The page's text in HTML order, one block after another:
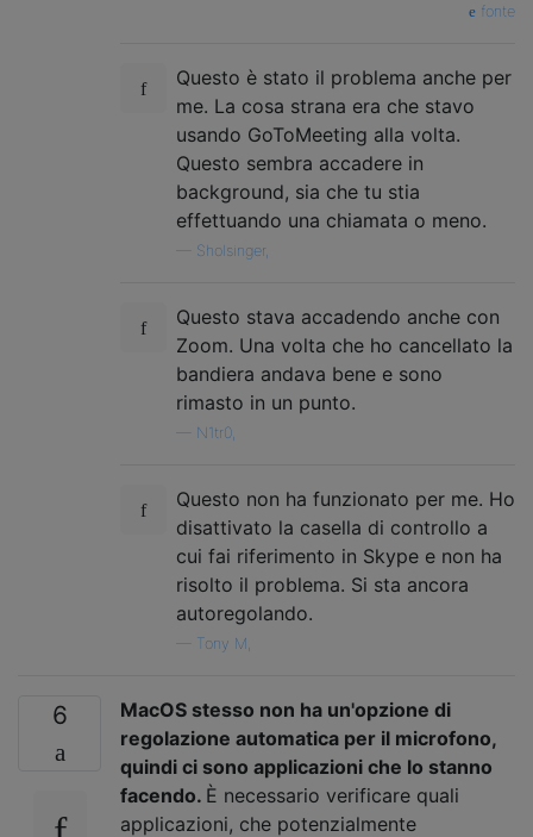
fonte
Questo è stato il problema anche per
me. La cosa strana era che stavo
usando GoToMeeting alla volta.
Questo sembra accadere in
background, sia che tu stia
effettuando una chiamata o meno.
Sholsinger,
Questo stava accadendo anche con
Zoom. Una volta che ho cancellato la
bandiera andava bene e sono
rimasto in un punto.
N1tr0,
Questo non ha funzionato per me. Ho
disattivato la casella di controllo a
cui fai riferimento in Skype e non ha
risolto il problema. Si sta ancora
autoregolando.
Tony M,
6
MacOS stesso non ha un'opzione di
regolazione automatica per il microfono,
quindi ci sono applicazioni che lo stanno
facendo. È necessario verificare quali
applicazioni, che potenzialmente